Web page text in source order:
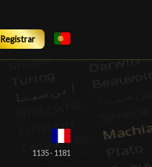
Registrar
1135 - 1181